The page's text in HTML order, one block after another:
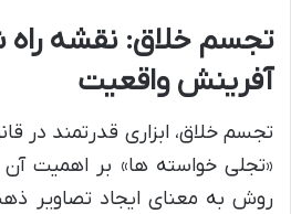
تجسم خلاق: نقشه راه
آفرینش واقعیت
تجسم خلاق، ابزاری قدرتمند در
«تجلی خواسته ها» بر اهمیت آن
روش به معنای ایجاد تصاویر